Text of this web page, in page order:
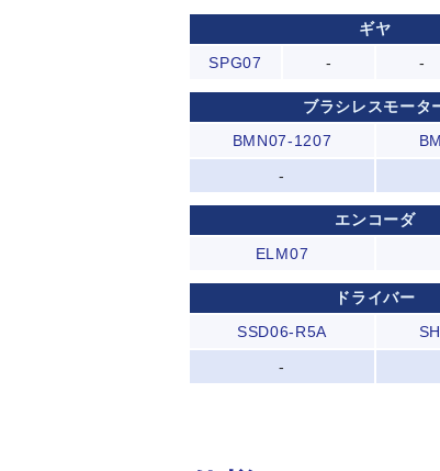
ギヤ
SPG07
- -
ブラシレスモータ
BMN07-1207
-
エンコーダ
ELM07
ドライバー
SSD06-R5A
-